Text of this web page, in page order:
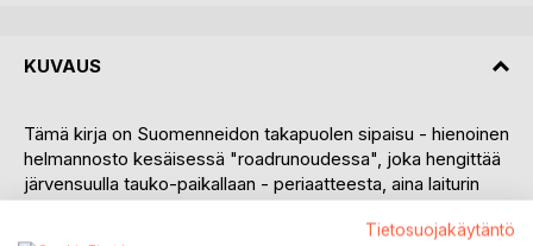
KUVAUS
Tämä kirja on Suomenneidon takapuolen sipaisu - hienoinen
helmannosto kesäisessä "roadrunoudessa", joka hengittää
järvensuulla tauko-paikallaan - periaatteesta, aina laiturin
Tietosuojakäytäntö